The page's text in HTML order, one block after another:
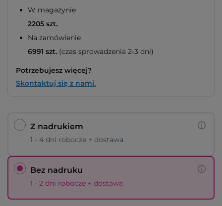
W magazynie
2205 szt.
Na zamówienie
6991 szt. (czas sprowadzenia 2-3 dni)
Potrzebujesz więcej?
Skontaktuj się z nami.
Z nadrukiem
1 - 4 dni robocze + dostawa
Bez nadruku
1 - 2 dni robocze + dostawa